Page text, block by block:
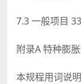
7.3 一般项目 33
附录A 特种膨
本规程用词说